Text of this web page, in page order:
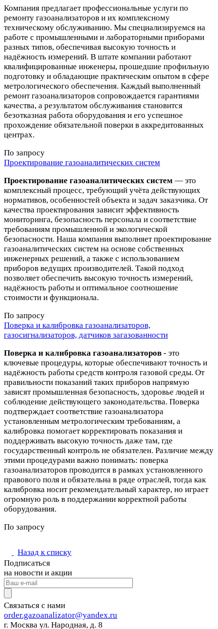
Компания предлагает профессиональные услуги по
ремонту газоанализаторов и их комплексному
техническому обслуживанию. Мы специализируемся на
работе с промышленными и лабораторными приборами
разных типов, обеспечивая высокую точность и
надёжность измерений. В штате компании работают
квалифицированные инженеры, прошедшие профильную
подготовку и обладающие практическим опытом в сфере
метрологического обеспечения. Каждый выполненный
ремонт газоанализаторов сопровождается гарантиями
качества, а результатом обслуживания становится
безотказная работа оборудования и его успешное
прохождение обязательной поверки в аккредитованных
центрах.
По запросу
Проектирование газоаналитических систем
Проектирование газоаналитических систем — это
комплексный процесс, требующий учёта действующих
нормативов, особенностей объекта и задач заказчика. От
качества проектирования зависит эффективность
мониторинга, безопасность персонала и соответствие
требованиям промышленной и экологической
безопасности. Наша компания выполняет проектирование
газоаналитических систем на основе собственных
инженерных решений, а также с использованием
приборов ведущих производителей. Такой подход
позволяет обеспечить высокую точность измерений,
надёжность работы и оптимальное соотношение
стоимости и функционала.
По запросу
Поверка и калибровка газоанализаторов,
газосигнализаторов, датчиков загазованности
Поверка и калибровка газоанализаторов - это
ключевые процедуры, которые обеспечивают точность и
надёжность работы средств контроля газовой среды. От
правильности показаний таких приборов напрямую
зависят промышленная безопасность, здоровье людей и
соблюдение действующего законодательства. Поверка
подтверждает соответствие газоанализатора
установленным метрологическим требованиям, а
калибровка помогает корректировать показания и
поддерживать высокую точность даже там, где
государственный контроль не обязателен. Различие между
этими процедурами важно понимать: поверка
газоанализаторов проводится в рамках установленного
правового поля и обязательна в ряде отраслей, тогда как
калибровка носит рекомендательный характер, но играет
огромную роль в поддержании корректной работы
оборудования.
По запросу
Назад к списку
Подписаться
на новости и акции
Связаться с нами
order.gazoanalizator@yandex.ru
г. Москва ул. Народная, д. 8